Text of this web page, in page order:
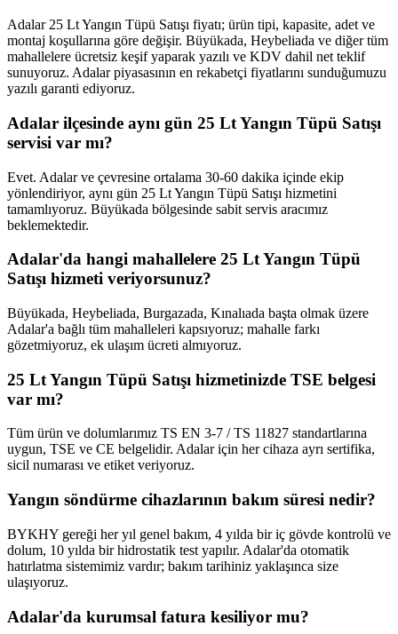
Adalar 25 Lt Yangın Tüpü Satışı fiyatı; ürün tipi, kapasite, adet ve
montaj koşullarına göre değişir. Büyükada, Heybeliada ve diğer tüm
mahallelere ücretsiz keşif yaparak yazılı ve KDV dahil net teklif
sunuyoruz. Adalar piyasasının en rekabetçi fiyatlarını sunduğumuzu
yazılı garanti ediyoruz.
Adalar ilçesinde aynı gün 25 Lt Yangın Tüpü Satışı
servisi var mı?
Evet. Adalar ve çevresine ortalama 30-60 dakika içinde ekip
yönlendiriyor, aynı gün 25 Lt Yangın Tüpü Satışı hizmetini
tamamlıyoruz. Büyükada bölgesinde sabit servis aracımız
beklemektedir.
Adalar'da hangi mahallelere 25 Lt Yangın Tüpü
Satışı hizmeti veriyorsunuz?
Büyükada, Heybeliada, Burgazada, Kınalıada başta olmak üzere
Adalar'a bağlı tüm mahalleleri kapsıyoruz; mahalle farkı
gözetmiyoruz, ek ulaşım ücreti almıyoruz.
25 Lt Yangın Tüpü Satışı hizmetinizde TSE belgesi
var mı?
Tüm ürün ve dolumlarımız TS EN 3-7 / TS 11827 standartlarına
uygun, TSE ve CE belgelidir. Adalar için her cihaza ayrı sertifika,
sicil numarası ve etiket veriyoruz.
Yangın söndürme cihazlarının bakım süresi nedir?
BYKHY gereği her yıl genel bakım, 4 yılda bir iç gövde kontrolü ve
dolum, 10 yılda bir hidrostatik test yapılır. Adalar'da otomatik
hatırlatma sistemimiz vardır; bakım tarihiniz yaklaşınca size
ulaşıyoruz.
Adalar'da kurumsal fatura kesiliyor mu?